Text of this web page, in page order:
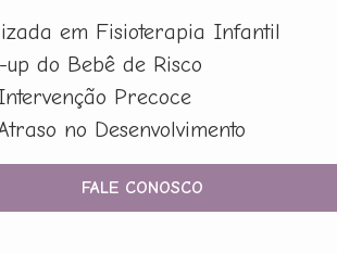
em Fisioterapia Infantil
do Bebê de Risco
Precoce
no Desenvolvimento
FALE CONOSCO